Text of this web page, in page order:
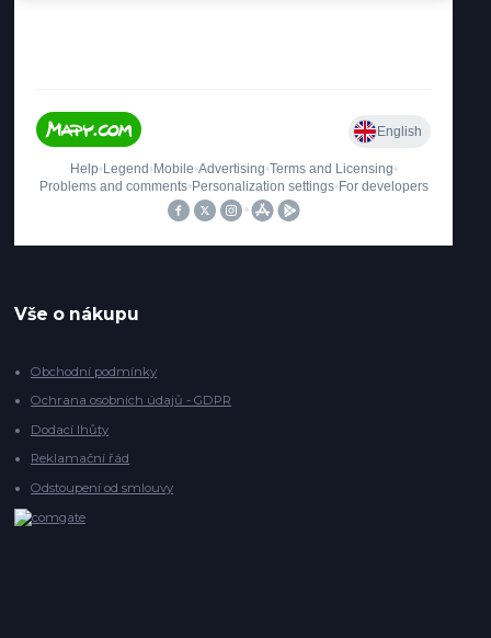
Vše o nákupu
Obchodní podmínky
Ochrana osobních údajů - GDPR
Dodací lhůty
Reklamační řád
Odstoupení od smlouvy